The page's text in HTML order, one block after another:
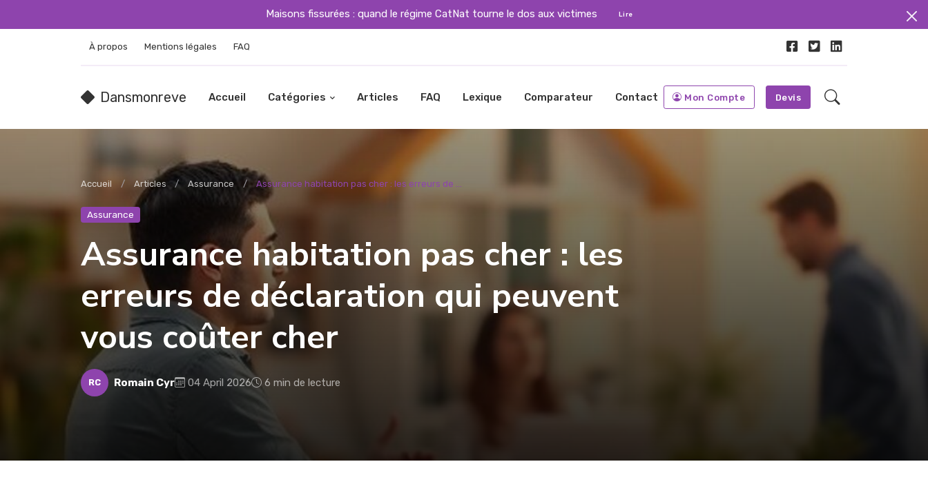
Maisons fissurées : quand le régime CatNat tourne le dos aux victimes Lire
À propos Mentions légales FAQ
Dansmonreve Accueil Catégories Articles FAQ Lexique Comparateur Contact Mon Compte Devis
Accueil Articles Assurance Assurance habitation pas cher : les erreurs de ...
Assurance
Assurance habitation pas cher : les
erreurs de déclaration qui peuvent
vous coûter cher
RC Romain Cyr 04 April 2026 6 min de lecture